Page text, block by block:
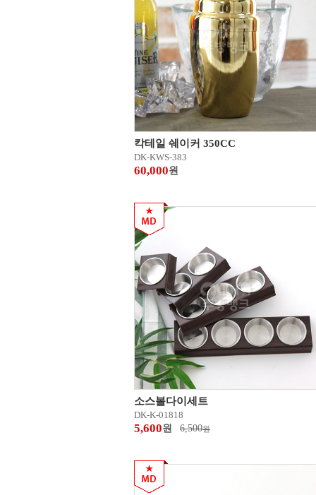
칵테일 쉐이커 350CC
DK-KWS-383
60,000원
소스볼다이세트
DK-K-01818
5,600원 6,500원